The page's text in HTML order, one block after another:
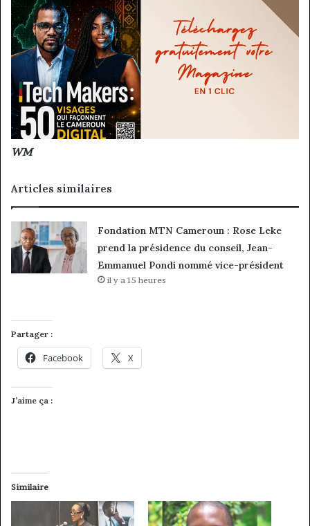
WM
Articles similaires
Fondation MTN Cameroun : Rose Leke
prend la présidence du conseil, Jean-
Emmanuel Pondi nommé vice-président
il y a 15 heures
Partager :
Facebook X
J’aime ça :
Similaire